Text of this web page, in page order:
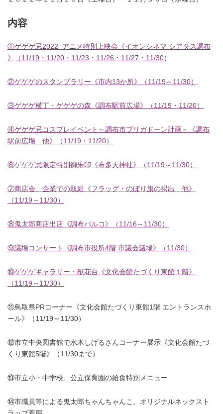
内容
①ゲゲゲ忌2022 アニメ特別上映会《イオンシネマ シアタス調布
》（11/19・11/20 ・ 11/23・ 11/26・ 11/27・ 11/30）
②ゲゲゲのスタンプラリー《市内13か所》（11/19～11/30）
③ゲゲゲ横丁・ゲゲゲの森《調布駅前広場》（11/19・11/20）
④ゲゲゲ忌コスプレイベント～調布市ブリガドーン計画～《調布
駅前広場 他》（11/19・11/20）
⑥ゲゲゲ忌限定特別御朱印《布多天神社》（11/19～11/30）
⑦商店会、企業での取組《フラッグ・のぼり旗の掲出 他》
（11/19～11/30）
⑧鬼太郎商店出店《調布パルコ》（11/16～11/30）
⑨議場コンサート《調布市役所4階 市議会議場》（11/30）
⑩ゲゲゲギャラリー・献花台《文化会館たづくり東館１階》
（11/19～11/30）
⑪鳥取県PRコーナー《文化会館たづくり東館1階 エントランスホ
ール》（11/19～11/30）
⑫市立中央図書館で水木しげるさんコーナー展示《文化会館たづ
くり東館5階》（11/30まで）
⑬市立小・中学校、公立保育園の給食特別メニュー
⑭市職員等による鬼太郎ちゃんちゃんこ、オリジナルネックスト